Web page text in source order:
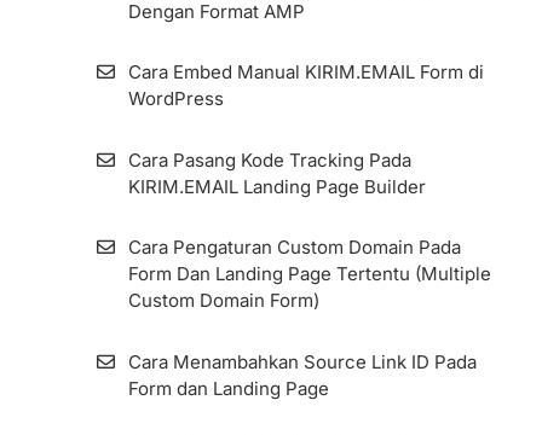
List Archive
Cara Impor Kontak (Subscribers) ke Dalam
Import Kontak Dari MailChimp Ke
KIRIM.EMAIL
Cara Melihat Informasi Subscribers dan
Detilnya
sudah membeli
Menggunakan Visited Page di Automation
[Studi Kasus] Menambahkan Tag
Berdasarkan Link yang di Klik atau Halaman
Dengan Format AMP
Cara Embed Manual KIRIM.EMAIL Form di
WordPress
Cara Pasang Kode Tracking Pada
KIRIM.EMAIL Landing Page Builder
Cara Pengaturan Custom Domain Pada
Form Dan Landing Page Tertentu (Multiple
Custom Domain Form)
Cara Menambahkan Source Link ID Pada
Form dan Landing Page